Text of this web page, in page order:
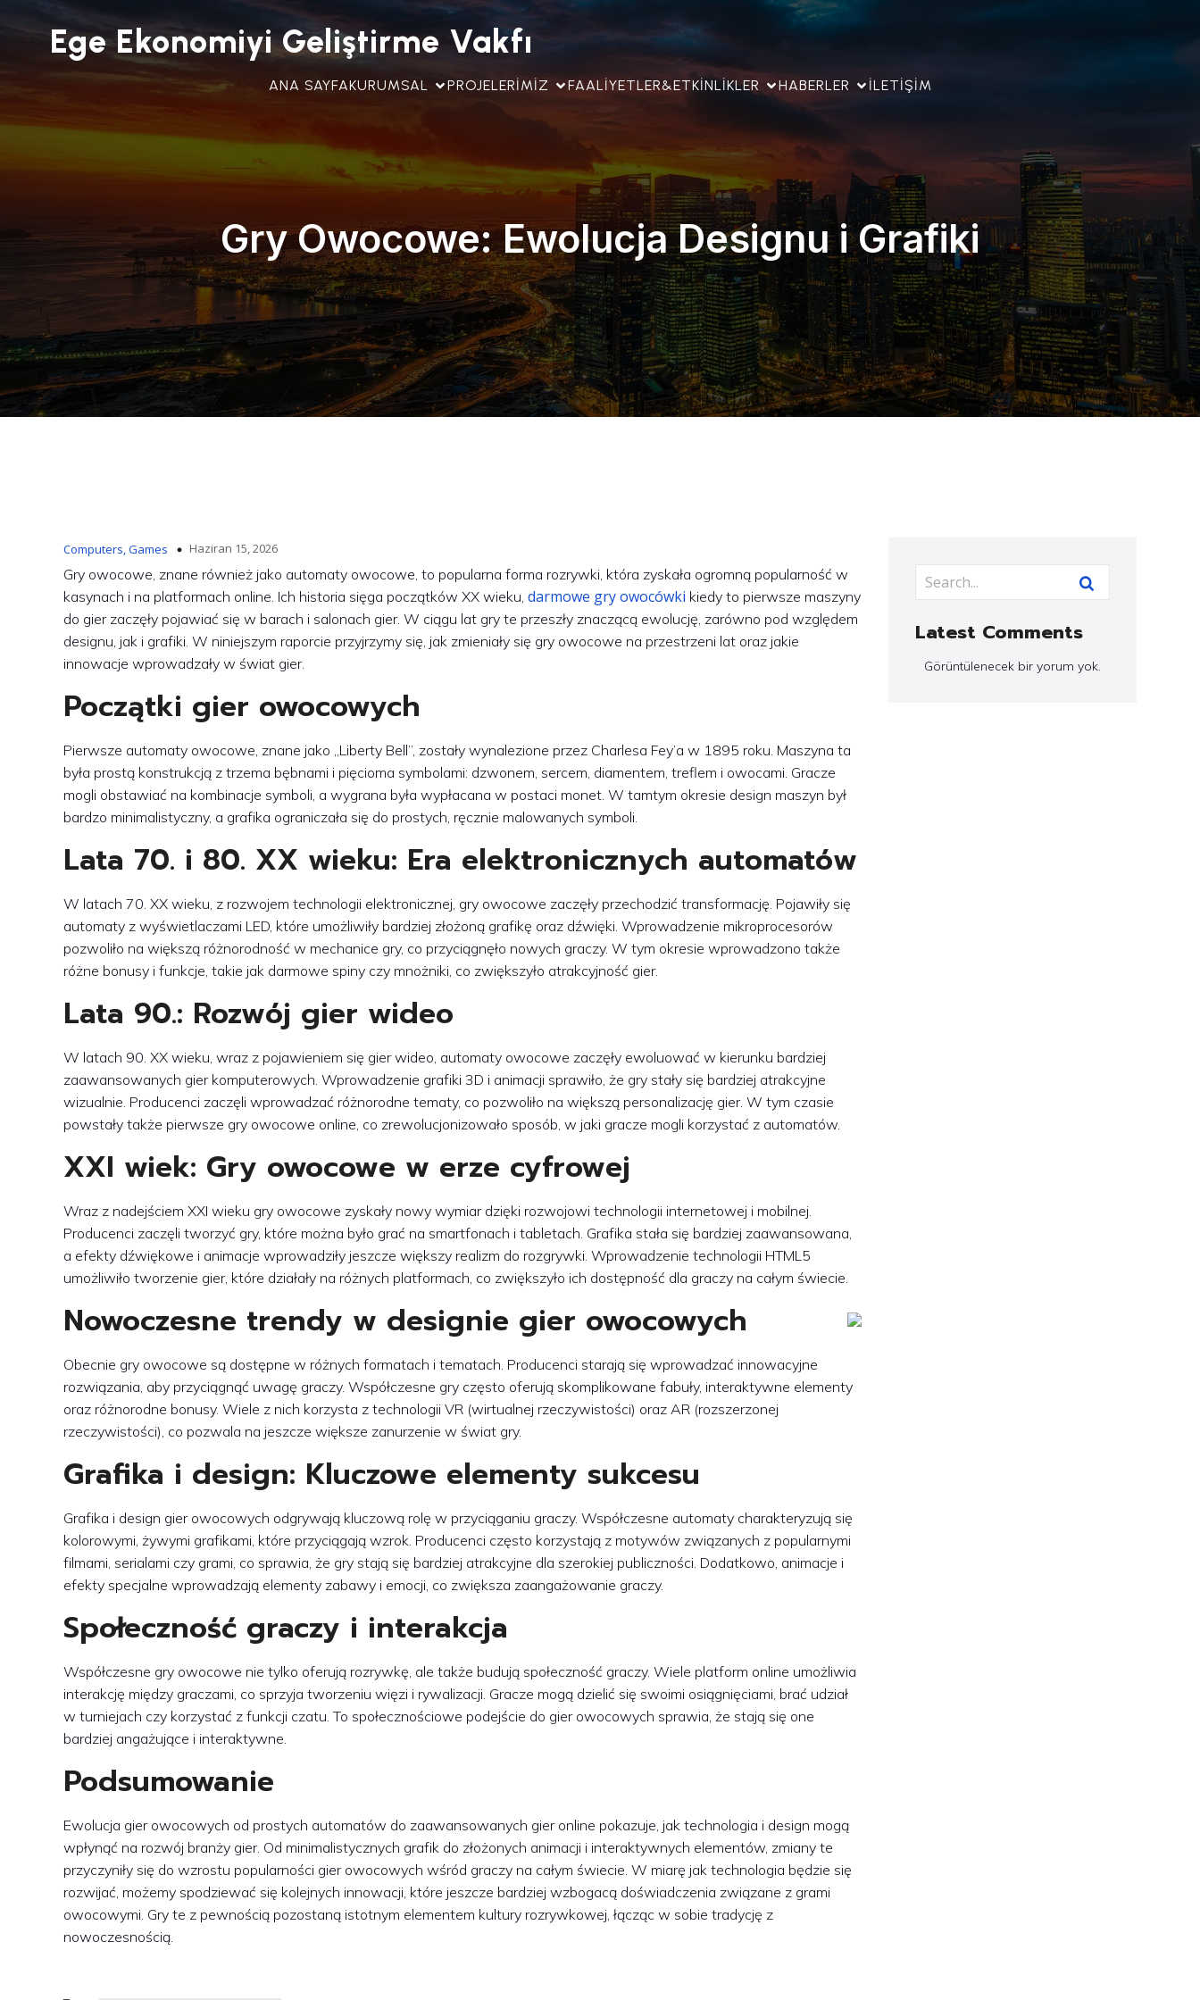
Ege Ekonomiyi Geliştirme Vakfı
ANA SAYFAKURUMSAL PROJELERIMIZ FAALIYETLER&ETKINLIKLER HABERLER İLETIŞIM
Gry Owocowe: Ewolucja Designu i Grafiki
Computers, Games Haziran 15, 2026
Gry owocowe, znane również jako automaty owocowe, to popularna forma rozrywki, która zyskała ogromną popularność w
kasynach i na platformach online. Ich historia sięga początków XX wieku, darmowe gry owocówki kiedy to pierwsze maszyny
do gier zaczęły pojawiać się w barach i salonach gier. W ciągu lat gry te przeszły znaczącą ewolucję, zarówno pod względem
designu, jak i grafiki. W niniejszym raporcie przyjrzymy się, jak zmieniały się gry owocowe na przestrzeni lat oraz jakie
innowacje wprowadzały w świat gier.
Początki gier owocowych
Pierwsze automaty owocowe, znane jako „Liberty Bell”, zostały wynalezione przez Charlesa Fey’a w 1895 roku. Maszyna ta
była prostą konstrukcją z trzema bębnami i pięcioma symbolami: dzwonem, sercem, diamentem, treflem i owocami. Gracze
mogli obstawiać na kombinacje symboli, a wygrana była wypłacana w postaci monet. W tamtym okresie design maszyn był
bardzo minimalistyczny, a grafika ograniczała się do prostych, ręcznie malowanych symboli.
Lata 70. i 80. XX wieku: Era elektronicznych automatów
W latach 70. XX wieku, z rozwojem technologii elektronicznej, gry owocowe zaczęły przechodzić transformację. Pojawiły się
automaty z wyświetlaczami LED, które umożliwiły bardziej złożoną grafikę oraz dźwięki. Wprowadzenie mikroprocesorów
pozwoliło na większą różnorodność w mechanice gry, co przyciągnęło nowych graczy. W tym okresie wprowadzono także
różne bonusy i funkcje, takie jak darmowe spiny czy mnożniki, co zwiększyło atrakcyjność gier.
Lata 90.: Rozwój gier wideo
W latach 90. XX wieku, wraz z pojawieniem się gier wideo, automaty owocowe zaczęły ewoluować w kierunku bardziej
zaawansowanych gier komputerowych. Wprowadzenie grafiki 3D i animacji sprawiło, że gry stały się bardziej atrakcyjne
wizualnie. Producenci zaczęli wprowadzać różnorodne tematy, co pozwoliło na większą personalizację gier. W tym czasie
powstały także pierwsze gry owocowe online, co zrewolucjonizowało sposób, w jaki gracze mogli korzystać z automatów.
XXI wiek: Gry owocowe w erze cyfrowej
Wraz z nadejściem XXI wieku gry owocowe zyskały nowy wymiar dzięki rozwojowi technologii internetowej i mobilnej.
Producenci zaczęli tworzyć gry, które można było grać na smartfonach i tabletach. Grafika stała się bardziej zaawansowana,
a efekty dźwiękowe i animacje wprowadziły jeszcze większy realizm do rozgrywki. Wprowadzenie technologii HTML5
umożliwiło tworzenie gier, które działały na różnych platformach, co zwiększyło ich dostępność dla graczy na całym świecie.
Nowoczesne trendy w designie gier owocowych
Obecnie gry owocowe są dostępne w różnych formatach i tematach. Producenci starają się wprowadzać innowacyjne
rozwiązania, aby przyciągnąć uwagę graczy. Współczesne gry często oferują skomplikowane fabuły, interaktywne elementy
oraz różnorodne bonusy. Wiele z nich korzysta z technologii VR (wirtualnej rzeczywistości) oraz AR (rozszerzonej
rzeczywistości), co pozwala na jeszcze większe zanurzenie w świat gry.
Grafika i design: Kluczowe elementy sukcesu
Grafika i design gier owocowych odgrywają kluczową rolę w przyciąganiu graczy. Współczesne automaty charakteryzują się
kolorowymi, żywymi grafikami, które przyciągają wzrok. Producenci często korzystają z motywów związanych z popularnymi
filmami, serialami czy grami, co sprawia, że gry stają się bardziej atrakcyjne dla szerokiej publiczności. Dodatkowo, animacje i
efekty specjalne wprowadzają elementy zabawy i emocji, co zwiększa zaangażowanie graczy.
Społeczność graczy i interakcja
Współczesne gry owocowe nie tylko oferują rozrywkę, ale także budują społeczność graczy. Wiele platform online umożliwia
interakcję między graczami, co sprzyja tworzeniu więzi i rywalizacji. Gracze mogą dzielić się swoimi osiągnięciami, brać udział
w turniejach czy korzystać z funkcji czatu. To społecznościowe podejście do gier owocowych sprawia, że stają się one
bardziej angażujące i interaktywne.
Podsumowanie
Ewolucja gier owocowych od prostych automatów do zaawansowanych gier online pokazuje, jak technologia i design mogą
wpłynąć na rozwój branży gier. Od minimalistycznych grafik do złożonych animacji i interaktywnych elementów, zmiany te
przyczyniły się do wzrostu popularności gier owocowych wśród graczy na całym świecie. W miarę jak technologia będzie się
rozwijać, możemy spodziewać się kolejnych innowacji, które jeszcze bardziej wzbogacą doświadczenia związane z grami
owocowymi. Gry te z pewnością pozostaną istotnym elementem kultury rozrywkowej, łącząc w sobie tradycję z
nowoczesnością.
Latest Comments
Görüntülenecek bir yorum yok.